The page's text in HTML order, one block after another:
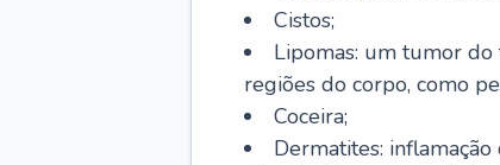
Cistos;
Lipomas: um tumor
regiões do corpo, como
Coceira;
Dermatites: